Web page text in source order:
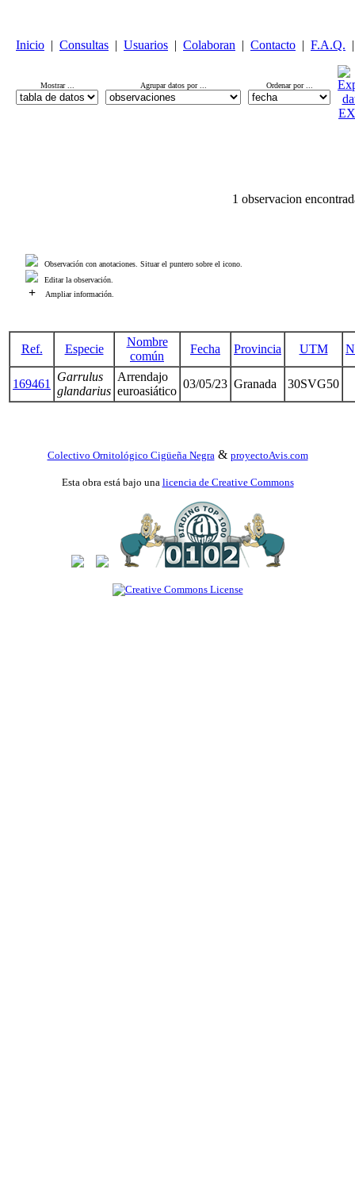
Inicio | Consultas | Usuarios | Colaboran | Contacto | F.A.Q. |
Mostrar ... Agrupar datos por ... Ordenar por ...
1 observacion
Observación con anotaciones. Situar el puntero sobre el icono.
Editar la observación.
+ Ampliar información.
Ref. Especie
Nombre
común
Fecha Provincia UTM
169461
Garrulus
glandarius
Arrendajo
euroasiático
03/05/23 Granada 30SVG50
Colectivo Ornitológico Cigüeña Negra & proyectoAvis.com
Esta obra está bajo una licencia de Creative Commons